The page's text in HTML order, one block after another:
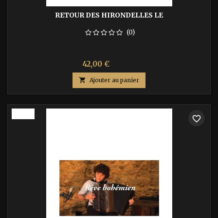
RETOUR DES HIRONDELLES LE
(0)
Prix
42,00 €
base
 Ajouter au panier
favorite_border